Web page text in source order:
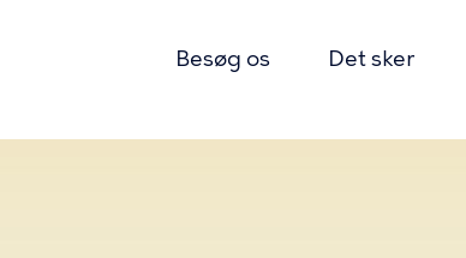
Primær
Besøg os Det sker